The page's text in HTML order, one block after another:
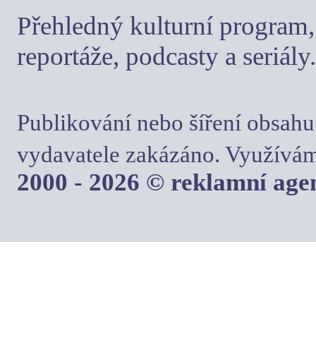
Přehledný kulturní
reportáže, podcasty a seriály.
Publikování nebo šíření
vydavatele zakázáno.
2000 - 2026 © reklamní